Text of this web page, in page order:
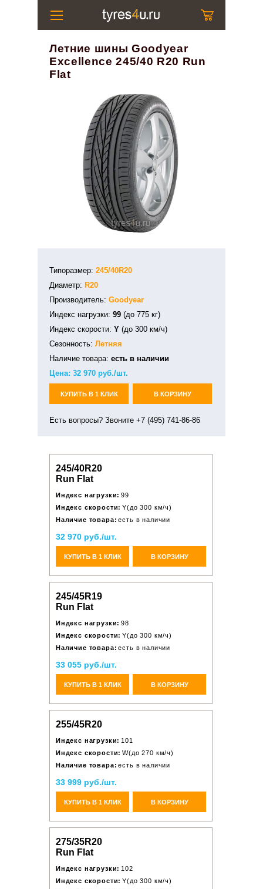
Летние шины Goodyear
Excellence 245/40 R20 Run
Flat
Типоразмер: 245/40R20
Диаметр: R20
Производитель: Goodyear
Индекс нагрузки: 99 (до 775 кг)
Индекс скорости: Y (до 300 км/ч)
Сезонность: Летняя
Наличие товара: есть в наличии
Цена: 32 970 руб./шт.
КУПИТЬ В 1 КЛИК В КОРЗИНУ
Есть вопросы? Звоните +7 (495) 741-86-86
245/40R20
Run Flat
Индекс нагрузки: 99
Индекс скорости: Y(до 300 км/ч)
Наличие товара: есть в наличии
32 970 руб./шт.
КУПИТЬ В 1 КЛИК В КОРЗИНУ
245/45R19
Run Flat
Индекс нагрузки: 98
Индекс скорости: Y(до 300 км/ч)
Наличие товара: есть в наличии
33 055 руб./шт.
КУПИТЬ В 1 КЛИК В КОРЗИНУ
255/45R20
Индекс нагрузки: 101
Индекс скорости: W(до 270 км/ч)
Наличие товара: есть в наличии
33 999 руб./шт.
КУПИТЬ В 1 КЛИК В КОРЗИНУ
275/35R20
Run Flat
Индекс нагрузки: 102
Индекс скорости: Y(до 300 км/ч)